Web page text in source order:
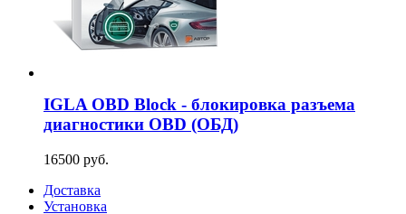
IGLA OBD Block - блокировка разъема
диагностики OBD (ОБД)
16500 руб.
Доставка
Установка